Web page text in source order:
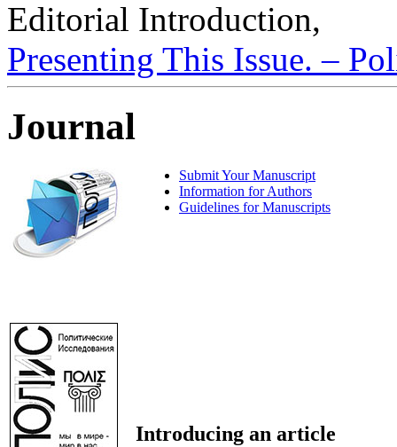
Editorial Introduction,
Presenting This Issue. –
Journal
Submit Your Manuscript
Information for Authors
Guidelines for Manuscripts
Introducing an article